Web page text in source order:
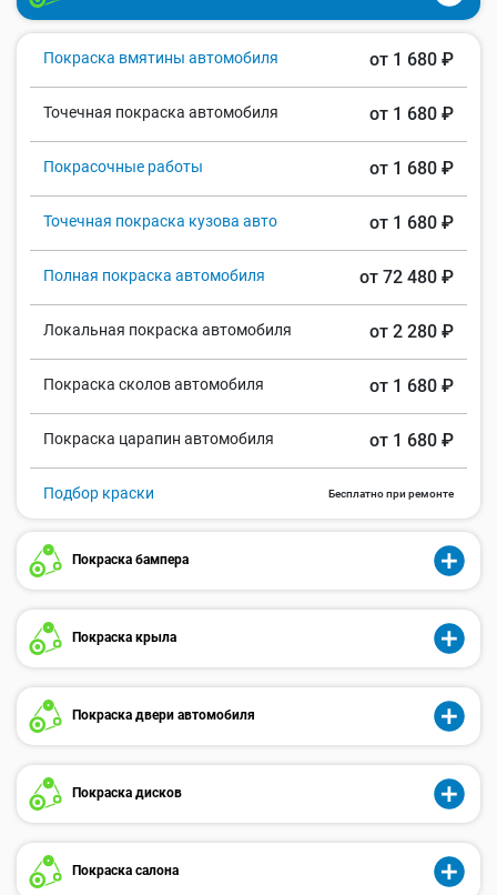
Покраска вмятины автомобиля от 1 680 ₽
Точечная покраска автомобиля от 1 680 ₽
Покрасочные работы от 1 680 ₽
Точечная покраска кузова авто от 1 680 ₽
Полная покраска автомобиля от 72 480 ₽
Локальная покраска автомобиля от 2 280 ₽
Покраска сколов автомобиля от 1 680 ₽
Покраска царапин автомобиля от 1 680 ₽
Подбор краски Бесплатно при ремонте
Покраска бампера
Покраска крыла
Покраска двери автомобиля
Покраска дисков
Покраска салона